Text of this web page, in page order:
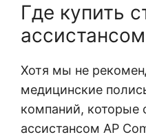
Где купить
Хотя мы не
медицинские
компаний, которые
ассистансом AP